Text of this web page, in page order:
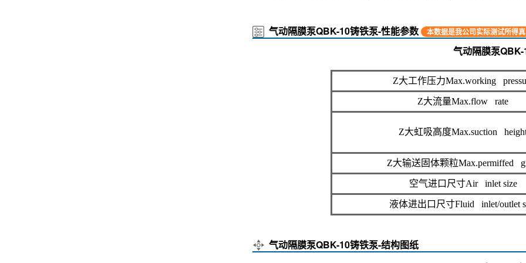
气动隔膜泵QBK-10铸铁泵-性能参数 本数据是我公司实际测试所得
气动隔膜泵
Z大工作压力Max.working
Z大流量Max.flow rate
Z大虹吸高度Max.suction
Z大输送固体颗粒Max.permiffed
空气进口尺寸Air inlet size
液体进出口尺寸Fluid inlet/outlet
气动隔膜泵QBK-10铸铁泵-结构图纸